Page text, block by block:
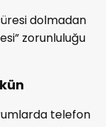
dolmadan
zorunluluğu
telefon